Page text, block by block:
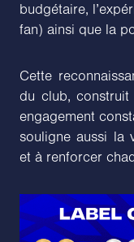
budgétaire,
fan) ainsi que la
Cette
du club, construit
engagement
souligne aussi la
et à renforcer